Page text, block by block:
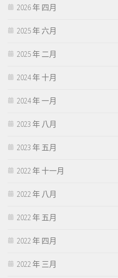
2026 年 四月
2025 年 六月
2025 年 二月
2024 年 十月
2024 年 一月
2023 年 八月
2023 年 五月
2022 年 十一月
2022 年 八月
2022 年 五月
2022 年 四月
2022 年 三月